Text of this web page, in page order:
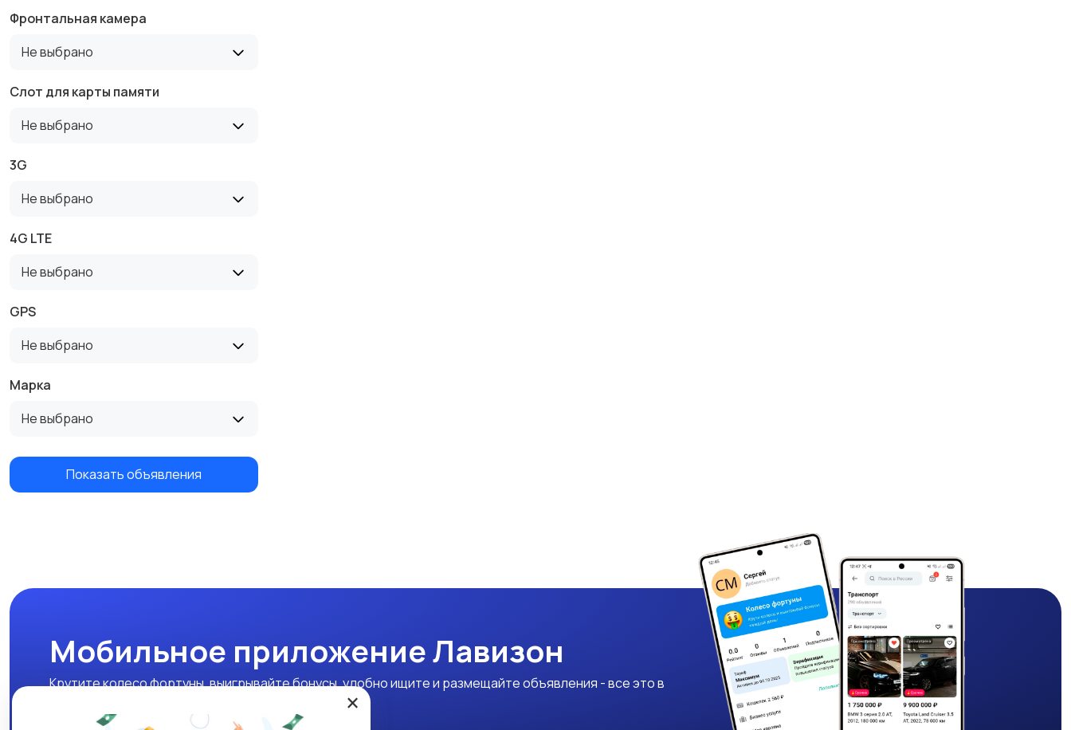
Фронтальная камера
Не выбрано
Слот для карты памяти
Не выбрано
3G
Не выбрано
4G LTE
Не выбрано
GPS
Не выбрано
Марка
Не выбрано
Показать объявления
Мобильное приложение Лавизон
Крутите колесо фортуны, выигрывайте бонусы, удобно ищите и размещайте объявления - все это в
×